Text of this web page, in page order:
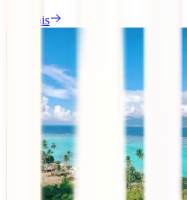
Ler mais